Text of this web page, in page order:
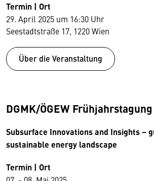
Termin | Ort
29. April 2025 um 16:30 Uhr
Seestadtstraße 17, 1220 Wien
Über die Veranstaltung
DGMK/ÖGEW
Subsurface Innovations and Insights –
sustainable energy landscape
Termin | Ort